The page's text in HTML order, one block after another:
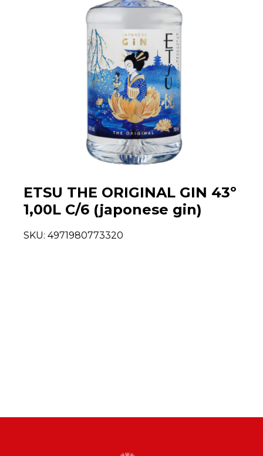
ETSU THE ORIGINAL GIN 43º
1,00L C/6 (japonese gin)
SKU: 4971980773320